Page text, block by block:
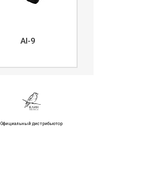
AI-9
Официальный дистрибьютор